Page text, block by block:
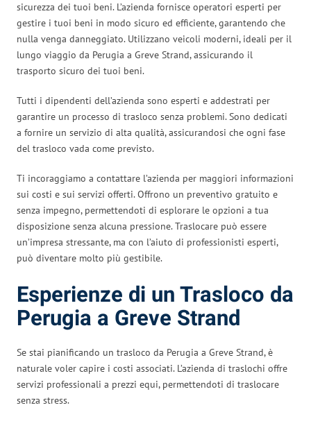
sicurezza dei tuoi beni. L’azienda fornisce operatori esperti per
gestire i tuoi beni in modo sicuro ed efficiente, garantendo che
nulla venga danneggiato. Utilizzano veicoli moderni, ideali per il
lungo viaggio da Perugia a Greve Strand, assicurando il
trasporto sicuro dei tuoi beni.
Tutti i dipendenti dell’azienda sono esperti e addestrati per
garantire un processo di trasloco senza problemi. Sono dedicati
a fornire un servizio di alta qualità, assicurandosi che ogni fase
del trasloco vada come previsto.
Ti incoraggiamo a contattare l’azienda per maggiori informazioni
sui costi e sui servizi offerti. Offrono un preventivo gratuito e
senza impegno, permettendoti di esplorare le opzioni a tua
disposizione senza alcuna pressione. Traslocare può essere
un’impresa stressante, ma con l’aiuto di professionisti esperti,
può diventare molto più gestibile.
Esperienze di un Trasloco da
Perugia a Greve Strand
Se stai pianificando un trasloco da Perugia a Greve Strand, è
naturale voler capire i costi associati. L’azienda di traslochi offre
servizi professionali a prezzi equi, permettendoti di traslocare
senza stress.